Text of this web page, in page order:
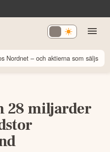
Nordnet – och aktierna som säljs
28 miljarder